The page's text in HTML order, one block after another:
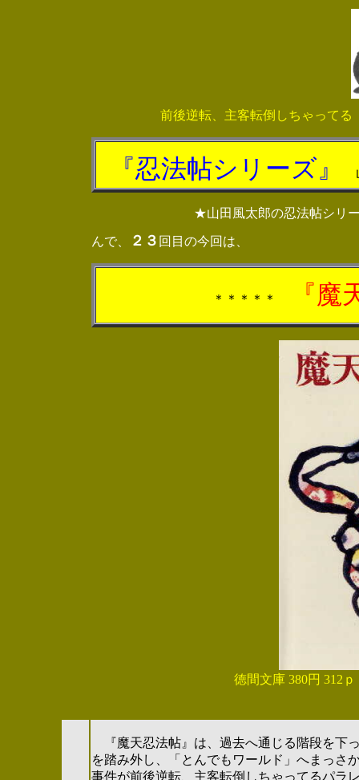
前後逆転、主客転倒しちゃって
『忍法帖シリーズ 』
★山田風太郎の忍法帖シリ
んで、 ２３ 回目の今回は、
＊＊＊＊＊ 『魔
徳間文庫 380円 312
『魔天忍法帖 』は、 過去へ通じる階段を下
を踏み外し、「とんでもワールド」へまっさ
事件が前後逆転、主客転倒しちゃってるパラ